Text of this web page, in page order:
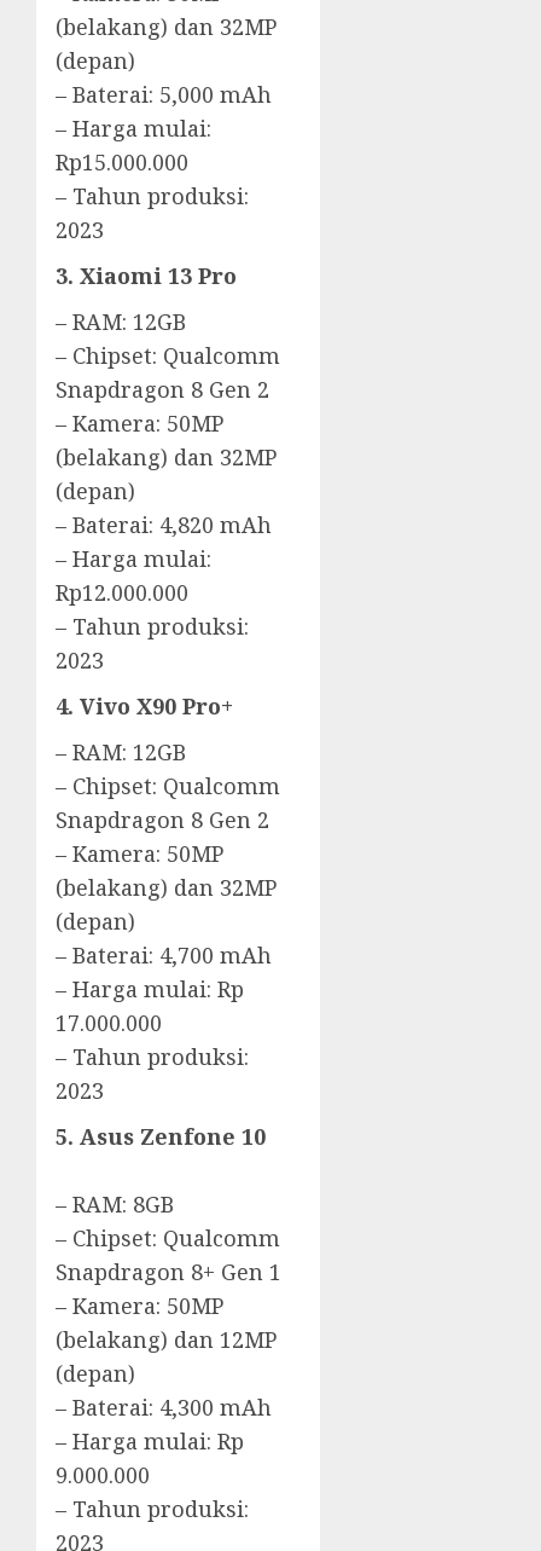
(belakang) dan 32MP
(depan)
– Baterai: 5,000 mAh
– Harga mulai:
Rp15.000.000
– Tahun produksi:
2023
3. Xiaomi 13 Pro
– RAM: 12GB
– Chipset: Qualcomm
Snapdragon 8 Gen 2
– Kamera: 50MP
(belakang) dan 32MP
(depan)
– Baterai: 4,820 mAh
– Harga mulai:
Rp12.000.000
– Tahun produksi:
2023
4. Vivo X90 Pro+
– RAM: 12GB
– Chipset: Qualcomm
Snapdragon 8 Gen 2
– Kamera: 50MP
(belakang) dan 32MP
(depan)
– Baterai: 4,700 mAh
– Harga mulai: Rp
17.000.000
– Tahun produksi:
2023
5. Asus Zenfone 10
– RAM: 8GB
– Chipset: Qualcomm
Snapdragon 8+ Gen 1
– Kamera: 50MP
(belakang) dan 12MP
(depan)
– Baterai: 4,300 mAh
– Harga mulai: Rp
9.000.000
– Tahun produksi:
2023